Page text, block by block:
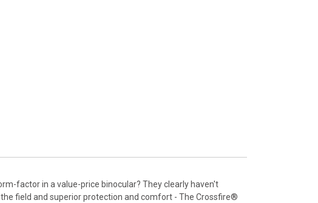
factor in a value-price binocular? They clearly haven't
field and superior protection and comfort - The Crossfire®